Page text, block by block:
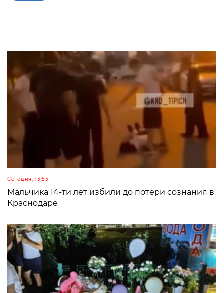
Сегодня, 13:53
Мальчика 14-ти лет избили до потери сознания в
Краснодаре